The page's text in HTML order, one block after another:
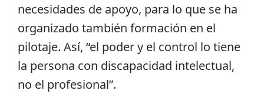
necesidades de apoyo, para lo que se ha
organizado también formación en el
pilotaje. Así, “el poder y el control lo tiene
la persona con discapacidad intelectual,
no el profesional”.